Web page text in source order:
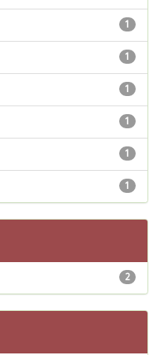
1
1
1
1
1
1
2